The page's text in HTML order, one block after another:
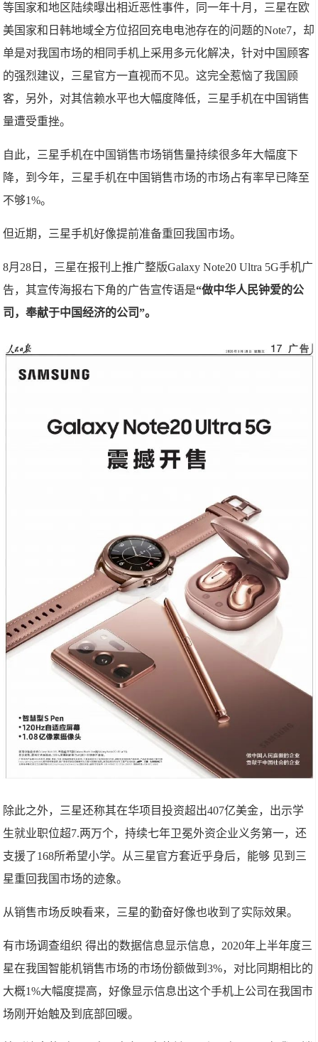
等国家和地区陆续曝出相近恶性事件，同一年十月，三星在欧
美国家和日韩地域全方位招回充电电池存在的问题的Note7，却
单是对我国市场的相同手机上采用多元化解决，针对中国顾客
的强烈建议，三星官方一直视而不见。这完全惹恼了我国顾
客，另外，对其信赖水平也大幅度降低，三星手机在中国销售
量遭受重挫。
自此，三星手机在中国销售市场销售量持续很多年大幅度下
降，到今年，三星手机在中国销售市场的市场占有率早已降至
不够1%。
但近期，三星手机好像提前准备重回我国市场。
8月28日，三星在报刊上推广整版Galaxy Note20 Ultra 5G手机广
告，其宣传海报右下角的广告宣传语是“做中华人民钟爱的公
司，奉献于中国经济的公司”。
除此之外，三星还称其在华项目投资超出407亿美金，出示学
生就业职位超7.两万个，持续七年卫冕外资企业义务第一，还
支援了168所希望小学。从三星官方套近乎身后，能够 见到三
星重回我国市场的迹象。
从销售市场反映看来，三星的勤奋好像也收到了实际效果。
有市场调查组织 得出的数据信息显示信息，2020年上半年度三
星在我国智能机销售市场的市场份额做到3%，对比同期相比的
大概1%大幅度提高，好像显示信息出这个手机上公司在我国市
场刚开始触及到底部回暖。